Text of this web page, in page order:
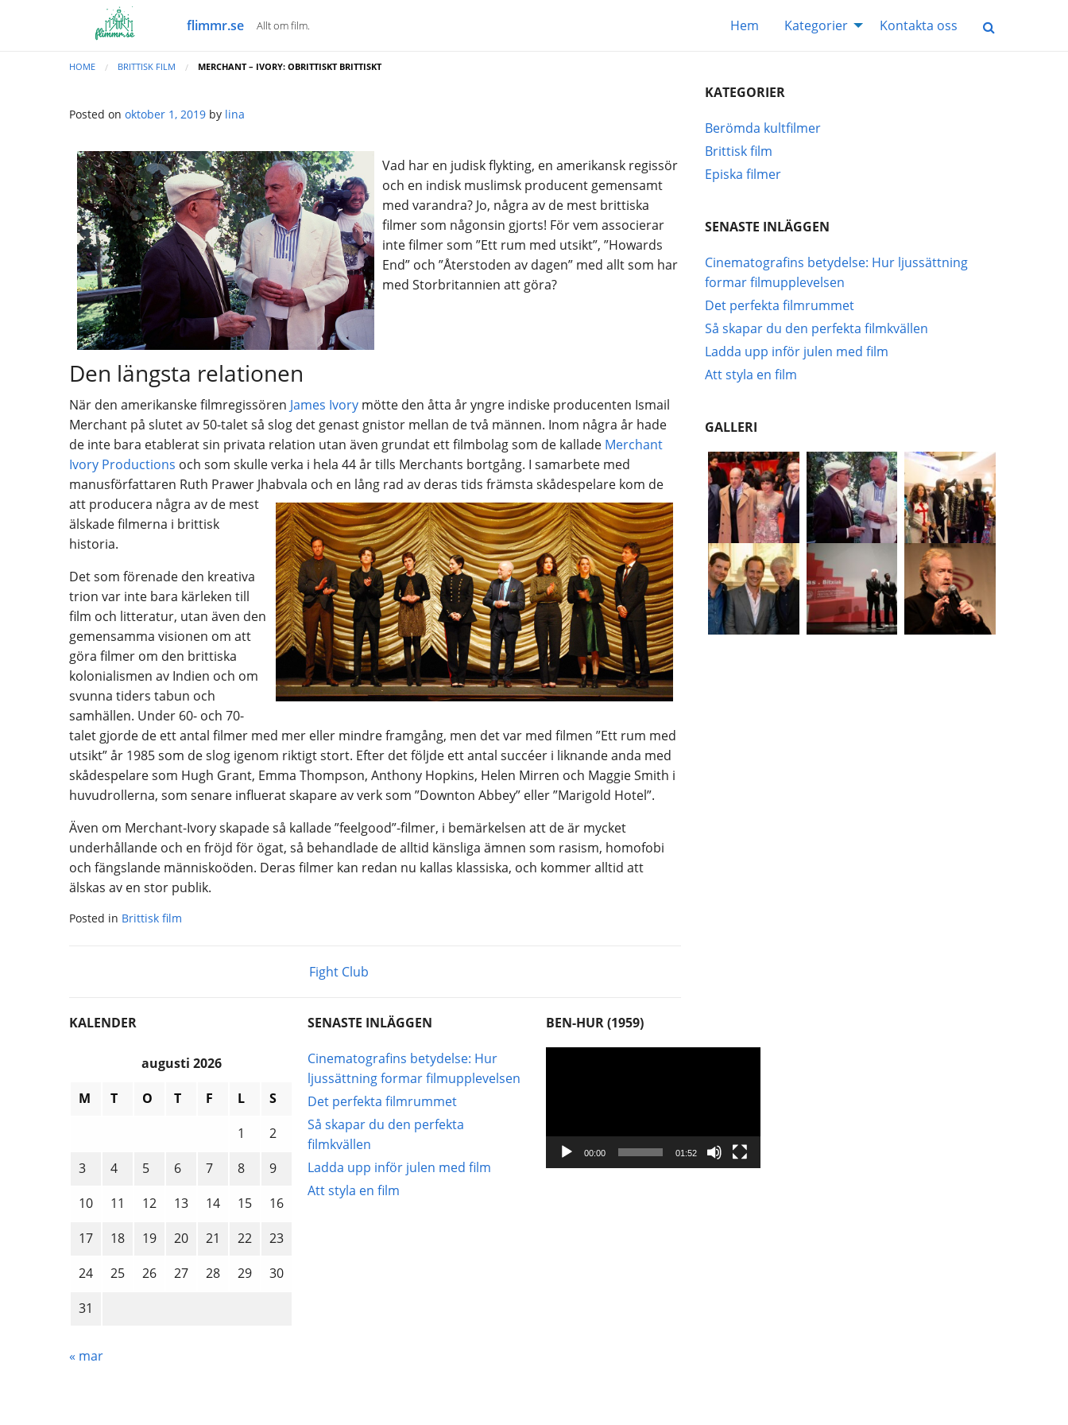
flimmr.se Allt om film. Hem Kategorier Kontakta oss
HOME BRITTISK FILM MERCHANT – IVORY: OBRITTISKT BRITTISKT
Posted on oktober 1, 2019 by lina
Vad har en judisk flykting, en amerikansk regissör
och en indisk muslimsk producent gemensamt
med varandra? Jo, några av de mest brittiska
filmer som någonsin gjorts! För vem associerar
inte filmer som ”Ett rum med utsikt”, ”Howards
End” och ”Återstoden av dagen” med allt som har
med Storbritannien att göra?
Den längsta relationen
När den amerikanske filmregissören James Ivory mötte den åtta år yngre indiske producenten Ismail
Merchant på slutet av 50-talet så slog det genast gnistor mellan de två männen. Inom några år hade
de inte bara etablerat sin privata relation utan även grundat ett filmbolag som de kallade Merchant
Ivory Productions och som skulle verka i hela 44 år tills Merchants bortgång. I samarbete med
manusförfattaren Ruth Prawer Jhabvala och en lång rad av deras tids främsta skådespelare kom de
att producera några av de mest
älskade filmerna i brittisk
historia.
Det som förenade den kreativa
trion var inte bara kärleken till
film och litteratur, utan även den
gemensamma visionen om att
göra filmer om den brittiska
kolonialismen av Indien och om
svunna tiders tabun och
samhällen. Under 60- och 70-
talet gjorde de ett antal filmer med mer eller mindre framgång, men det var med filmen ”Ett rum med
utsikt” år 1985 som de slog igenom riktigt stort. Efter det följde ett antal succéer i liknande anda med
skådespelare som Hugh Grant, Emma Thompson, Anthony Hopkins, Helen Mirren och Maggie Smith i
huvudrollerna, som senare influerat skapare av verk som ”Downton Abbey” eller ”Marigold Hotel”.
Även om Merchant-Ivory skapade så kallade ”feelgood”-filmer, i bemärkelsen att de är mycket
underhållande och en fröjd för ögat, så behandlade de alltid känsliga ämnen som rasism, homofobi
och fängslande människoöden. Deras filmer kan redan nu kallas klassiska, och kommer alltid att
älskas av en stor publik.
Posted in Brittisk film
Fight Club
KATEGORIER
Berömda kultfilmer
Brittisk film
Episka filmer
SENASTE INLÄGGEN
Cinematografins betydelse: Hur ljussättning
formar filmupplevelsen
Det perfekta filmrummet
Så skapar du den perfekta filmkvällen
Ladda upp inför julen med film
Att styla en film
GALLERI
KALENDER
augusti 2026
M
T O T F L
S
1
2
3
4 5 6 7 8
9
10
11 12 13 14 15
16
17
18 19 20 21 22
23
24
25 26 27 28 29
30
31
« mar
SENASTE INLÄGGEN
Cinematografins betydelse: Hur
ljussättning formar filmupplevelsen
Det perfekta filmrummet
Så skapar du den perfekta
filmkvällen
Ladda upp inför julen med film
Att styla en film
BEN-HUR (1959)
00:00 01:52